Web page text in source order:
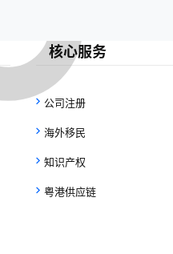
核心服务
公司注册
海外移民
知识产权
粤港供应链